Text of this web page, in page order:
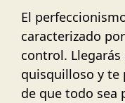
El
caracterizado
control.
quisquilloso y te
de que todo sea